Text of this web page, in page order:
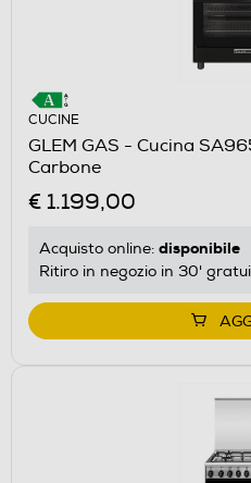
CUCINE
GLEM GAS - Cucina
Carbone
€ 1.199,00
Acquisto online: disponibile
Ritiro in negozio in 30'